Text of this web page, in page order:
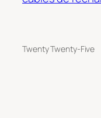
Twenty Twenty-Five